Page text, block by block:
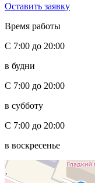
Оставить заявку
Время работы
С 7:00 до 20:00
в будни
С 7:00 до 20:00
в субботу
С 7:00 до 20:00
в воскресенье